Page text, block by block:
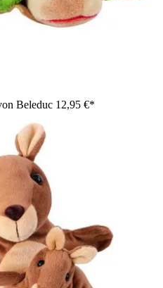
Beleduc 12,95 €*